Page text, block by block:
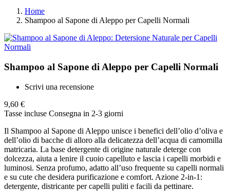
Home
Shampoo al Sapone di Aleppo per Capelli Normali
Shampoo al Sapone di Aleppo per Capelli Normali
Scrivi una recensione
9,60 €
Tasse incluse Consegna in 2-3 giorni
Il Shampoo al Sapone di Aleppo unisce i benefici dell’olio d’oliva e
dell’olio di bacche di alloro alla delicatezza dell’acqua di camomilla
matricaria. La base detergente di origine naturale deterge con
dolcezza, aiuta a lenire il cuoio capelluto e lascia i capelli morbidi e
luminosi. Senza profumo, adatto all’uso frequente su capelli normali
e su cute che desidera purificazione e comfort. Azione 2-in-1:
detergente, districante per capelli puliti e facili da pettinare.